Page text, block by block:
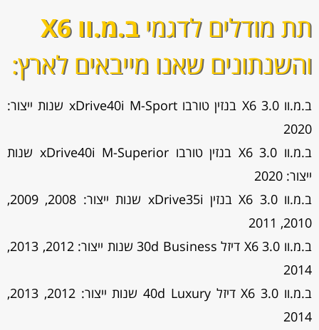
תת מודלים לדגמיב.מ.וו X6
והשנתונים שאנו מייבאים לארץ:
ב.מ.וו X6 3.0 בנזין טורבו xDrive40i M-Sport שנות ייצור:
2020
ב.מ.וו X6 3.0 בנזין טורבו xDrive40i M-Superior שנות
ייצור: 2020
ב.מ.וו X6 3.0 בנזין xDrive35i שנות ייצור: 2008, 2009,
2010, 2011
ב.מ.וו X6 3.0 דיזל 30d Business שנות ייצור: 2012, 2013,
2014
ב.מ.וו X6 3.0 דיזל 40d Luxury שנות ייצור: 2012, 2013,
2014